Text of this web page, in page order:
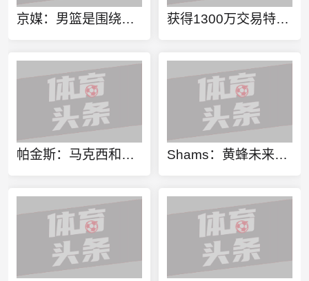
京媒：男篮是围绕内线啃阵地 还是机动灵活保持速度之间骑虎难下 获得1300万交易特例！Shams：火箭搭上3个次轮将电风扇送往黄蜂！
帕金斯：马克西和杰伦都能砍下30分 恩比德保持健康拿两双就够用 Shams：黄蜂未来7年有20个次轮签 可供交易选秀权联盟第二多